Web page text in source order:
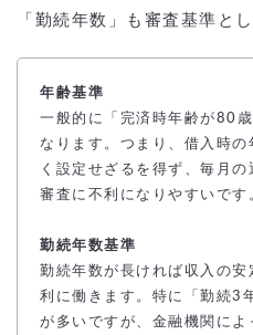
「勤続年数」も審査基準と
年齢基準
一般的に「完済時年齢が80
なります。つまり、借入時
く設定せざるを得ず、毎月の
審査に不利になりやすいです
勤続年数基準
勤続年数が長ければ収入の
利に働きます。特に「勤続3
が多いですが、金融機関に